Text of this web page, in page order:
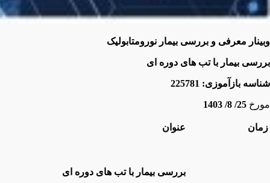
وبینار معرفی و بررسی بیمار نورومتابولیک
بررسی بیمار با تب های دوره ای
شناسه بازآموزی: 225781
مورخ 25/ 8/ 1403
زمان عنوان
بررسی بیمار با تب های دوره ای